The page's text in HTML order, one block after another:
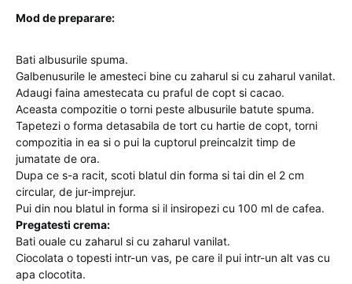
Mod de preparare:
Bati albusurile spuma.
Galbenusurile le amesteci bine cu zaharul si cu zaharul vanilat.
Adaugi faina amestecata cu praful de copt si cacao.
Aceasta compozitie o torni peste albusurile batute spuma.
Tapetezi o forma detasabila de tort cu hartie de copt, torni
compozitia in ea si o pui la cuptorul preincalzit timp de
jumatate de ora.
Dupa ce s-a racit, scoti blatul din forma si tai din el 2 cm
circular, de jur-imprejur.
Pui din nou blatul in forma si il insiropezi cu 100 ml de cafea.
Pregatesti crema:
Bati ouale cu zaharul si cu zaharul vanilat.
Ciocolata o topesti intr-un vas, pe care il pui intr-un alt vas cu
apa clocotita.